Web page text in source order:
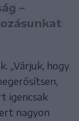
–
„Várjuk, hogy
igencsak
nagyon